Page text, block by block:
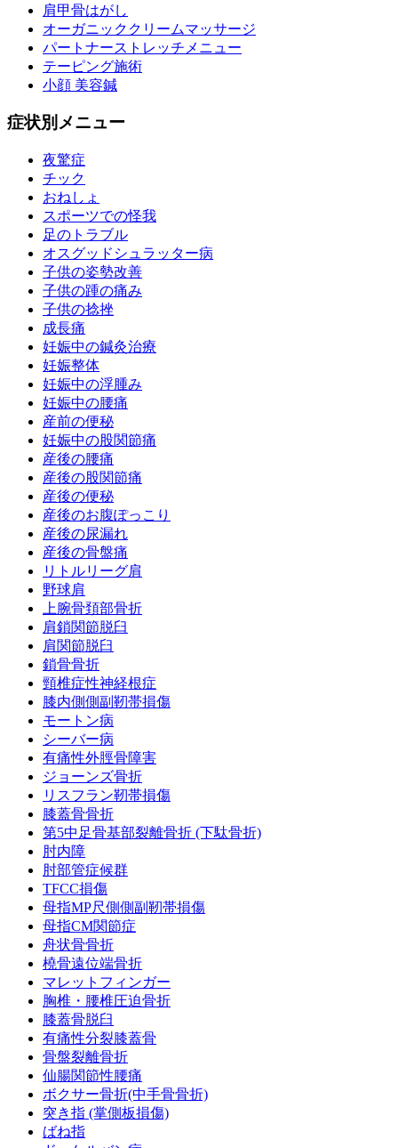
スタッフ紹介
患者様の声
採用情報
ブログ
肩甲骨はがし
オーガニッククリームマッサージ
パートナーストレッチメニュー
テーピング施術
小顔 美容鍼
症状別メニュー
夜驚症
チック
おねしょ
スポーツでの怪我
足のトラブル
オスグッドシュラッター病
子供の姿勢改善
子供の踵の痛み
子供の捻挫
成長痛
妊娠中の鍼灸治療
妊娠整体
妊娠中の浮腫み
妊娠中の腰痛
産前の便秘
妊娠中の股関節痛
産後の腰痛
産後の股関節痛
産後の便秘
産後のお腹ぽっこり
産後の尿漏れ
産後の骨盤痛
リトルリーグ肩
野球肩
上腕骨頚部骨折
肩鎖関節脱臼
肩関節脱臼
鎖骨骨折
頸椎症性神経根症
膝内側側副靭帯損傷
モートン病
シーバー病
有痛性外脛骨障害
ジョーンズ骨折
リスフラン靭帯損傷
膝蓋骨骨折
第5中足骨基部裂離骨折 (下駄骨折)
肘内障
肘部管症候群
TFCC損傷
母指MP尺側側副靭帯損傷
母指CM関節症
舟状骨骨折
橈骨遠位端骨折
マレットフィンガー
胸椎・腰椎圧迫骨折
膝蓋骨脱臼
有痛性分裂膝蓋骨
骨盤裂離骨折
仙腸関節性腰痛
ボクサー骨折(中手骨骨折)
突き指 (掌側板損傷)
ばね指